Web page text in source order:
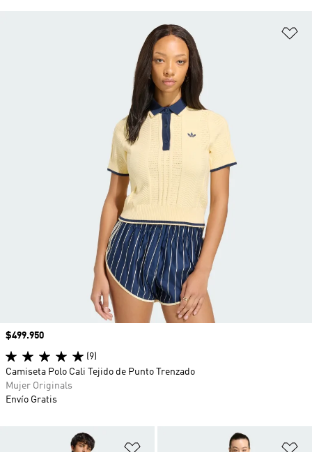
Añadir a la lista de deseos
Precio
$499.950
(9)
Camiseta Polo Cali Tejido de Punto Trenzado
Mujer Originals
Envío Gratis